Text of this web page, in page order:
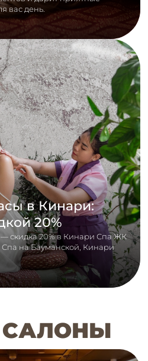
вас день.
в Кинари:
20%
— скидка 20% в Кинари Спа ЖК
на Бауманской, Кинари